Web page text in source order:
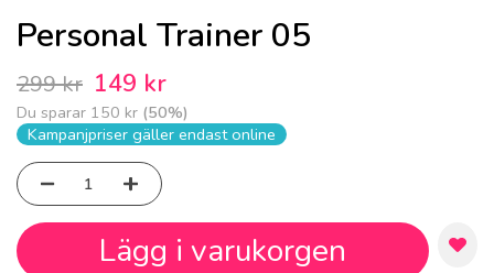
Personal Trainer 05
299 kr 149 kr
Du sparar 150 kr (50%)
Kampanjpriser gäller endast online
Lägg i varukorgen